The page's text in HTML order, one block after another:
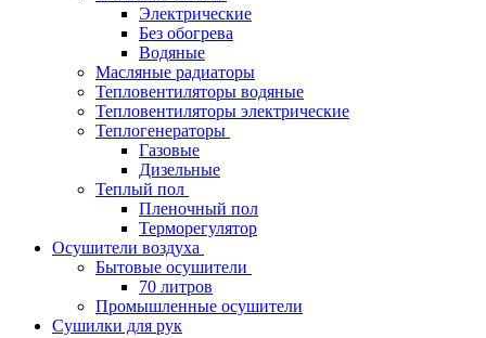
Электрические
Без обогрева
Водяные
Масляные радиаторы
Тепловентиляторы водяные
Тепловентиляторы электрические
Теплогенераторы
Газовые
Дизельные
Теплый пол
Пленочный пол
Терморегулятор
Осушители воздуха
Бытовые осушители
70 литров
Промышленные осушители
Сушилки для рук